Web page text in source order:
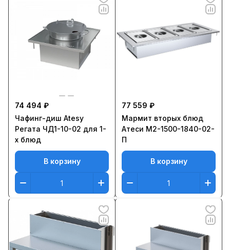
74 494 ₽
Чафинг-диш Atesy
Регата ЧД1-10-02 для 1-
х блюд
В корзину
77 559 ₽
Мармит вторых блюд
Атеси М2-1500-1840-02-
П
В корзину